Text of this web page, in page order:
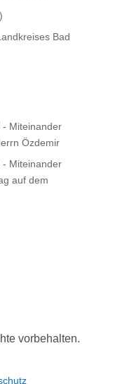
Bad
- Miteinander
Özdemir
- Miteinander
auf dem
vorbehalten.